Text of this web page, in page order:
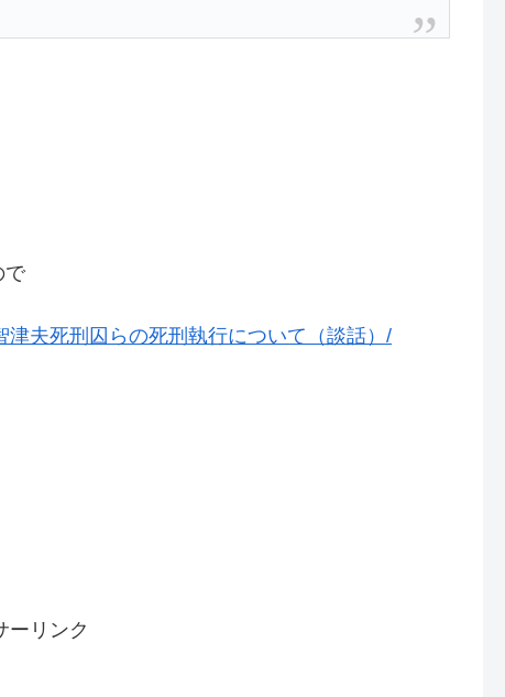
で
夫死刑囚らの死刑執行について（談話）/
ーリンク